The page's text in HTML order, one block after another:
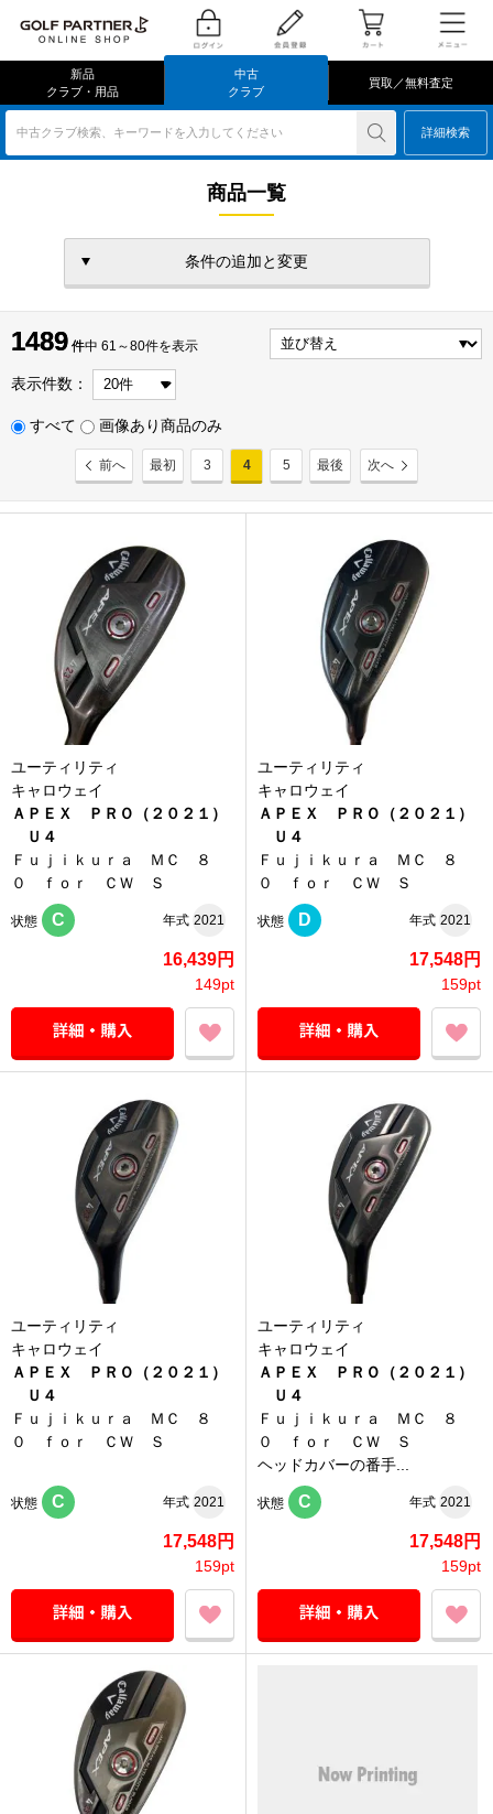
新品
クラブ・用品
中古
クラブ
買取／無料査定
中古クラブ検索、キーワードを入力してください 詳細検索
商品一覧
条件の追加と変更
1489 件
1489 件中 61～80件を表示
表示件数：
すべて 画像あり商品のみ
前へ 最初 3 4 5 最後 次へ
ユーティリティ
キャロウェイ
ＡＰＥＸ ＰＲＯ（２０２１）
Ｕ４
Ｆｕｊｉｋｕｒａ ＭＣ ８
０ ｆｏｒ ＣＷ Ｓ
状態 C 年式 2021
16,439円
149pt
ユーティリティ
キャロウェイ
ＡＰＥＸ ＰＲＯ（２０２１）
Ｕ４
Ｆｕｊｉｋｕｒａ ＭＣ ８
０ ｆｏｒ ＣＷ Ｓ
状態 D 年式 2021
17,548円
159pt
ユーティリティ
キャロウェイ
ＡＰＥＸ ＰＲＯ（２０２１）
Ｕ４
Ｆｕｊｉｋｕｒａ ＭＣ ８
０ ｆｏｒ ＣＷ Ｓ
状態 C 年式 2021
17,548円
159pt
ユーティリティ
キャロウェイ
ＡＰＥＸ ＰＲＯ（２０２１）
Ｕ４
Ｆｕｊｉｋｕｒａ ＭＣ ８
０ ｆｏｒ ＣＷ Ｓ
ヘッドカバーの番手...
状態 C 年式 2021
17,548円
159pt